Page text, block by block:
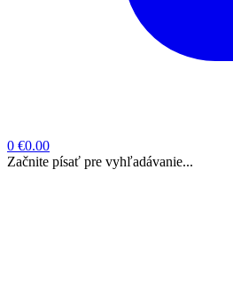
0 €0.00
Začnite písať pre vyhľadávanie...